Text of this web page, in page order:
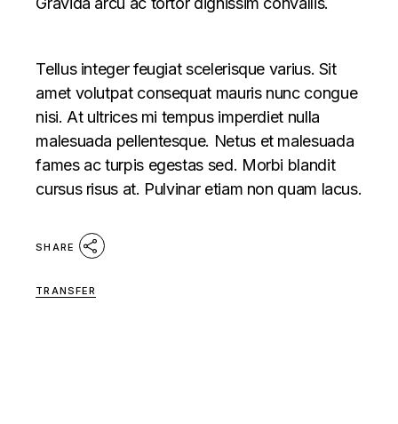
Tellus integer feugiat scelerisque varius. Sit
amet volutpat consequat mauris nunc congue
nisi. At ultrices mi tempus imperdiet nulla
malesuada pellentesque. Netus et malesuada
fames ac turpis egestas sed. Morbi blandit
cursus risus at. Pulvinar etiam non quam lacus.
SHARE
TRANSFER